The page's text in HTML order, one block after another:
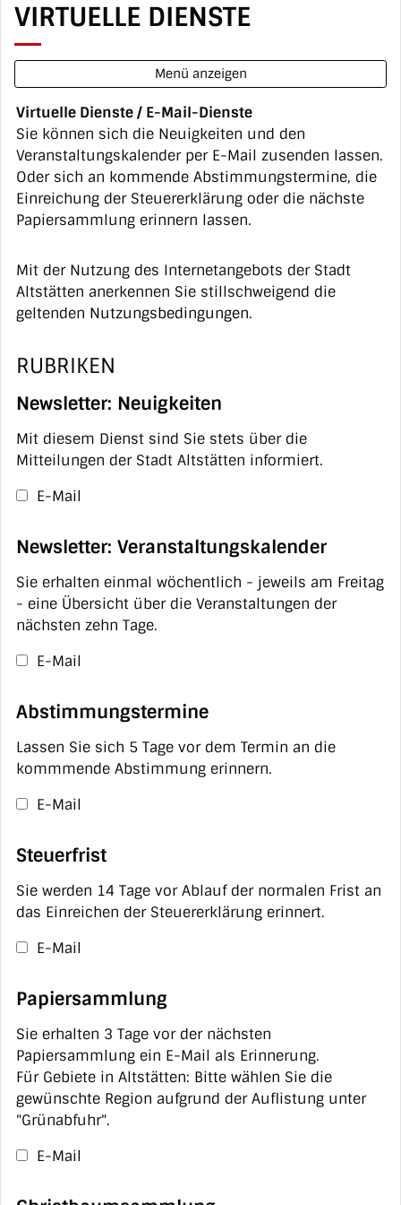
VIRTUELLE DIENSTE
Menü anzeigen
Virtuelle Dienste / E-Mail-Dienste
Sie können sich die Neuigkeiten und den
Veranstaltungskalender per E-Mail zusenden lassen.
Oder sich an kommende Abstimmungstermine, die
Einreichung der Steuererklärung oder die nächste
Papiersammlung erinnern lassen.
Mit der Nutzung des Internetangebots der Stadt
Altstätten anerkennen Sie stillschweigend die
geltenden Nutzungsbedingungen.
RUBRIKEN
Newsletter: Neuigkeiten
Mit diesem Dienst sind Sie stets über die
Mitteilungen der Stadt Altstätten informiert.
E-Mail
Newsletter: Veranstaltungskalender
Sie erhalten einmal wöchentlich - jeweils am Freitag
- eine Übersicht über die Veranstaltungen der
nächsten zehn Tage.
E-Mail
Abstimmungstermine
Lassen Sie sich 5 Tage vor dem Termin an die
kommmende Abstimmung erinnern.
E-Mail
Steuerfrist
Sie werden 14 Tage vor Ablauf der normalen Frist an
das Einreichen der Steuererklärung erinnert.
E-Mail
Papiersammlung
Sie erhalten 3 Tage vor der nächsten
Papiersammlung ein E-Mail als Erinnerung.
Für Gebiete in Altstätten: Bitte wählen Sie die
gewünschte Region aufgrund der Auflistung unter
"Grünabfuhr".
E-Mail